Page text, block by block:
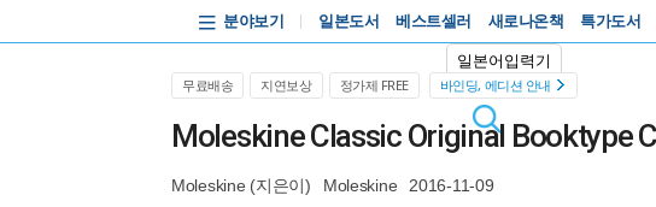
일본어입력기
분야보기 일본도서 베스트셀러 새로나온책 특가도서
무료배송 지연보상 정가제 FREE 바인딩, 에디션 안내
Moleskine Classic Original Booktype
Moleskine (지은이) Moleskine 2016-11-09